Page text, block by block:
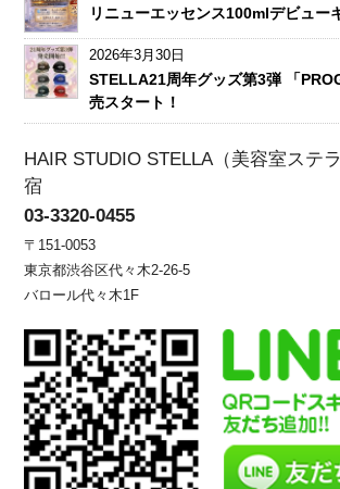
リニューエッセンス100mlデビュー
2026年3月30日
STELLA21周年グッズ第3弾 「
売スタート！
HAIR STUDIO STELLA（美容室ステ
宿
03-3320-0455
〒151-0053
東京都渋谷区代々木2-26-5
バロール代々木1F